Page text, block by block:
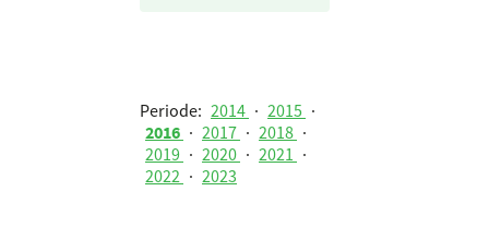
Periode: 2014 · 2015 ·
2016 · 2017 · 2018 ·
2019 · 2020 · 2021 ·
2022 · 2023